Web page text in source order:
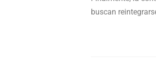
buscan